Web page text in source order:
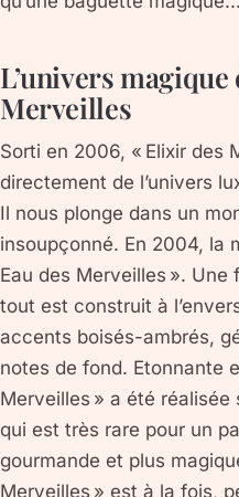
L’univers magique
Merveilles
Sorti en 2006, « Elixir des
directement de l’univers
Il nous plonge dans un
insoupçonné. En 2004, la
Eau des Merveilles ».
tout est construit à
accents boisés-ambrés,
notes de fond. Etonnante
Merveilles » a été
qui est très rare pour un
gourmande et plus
Merveilles » est à la fois,